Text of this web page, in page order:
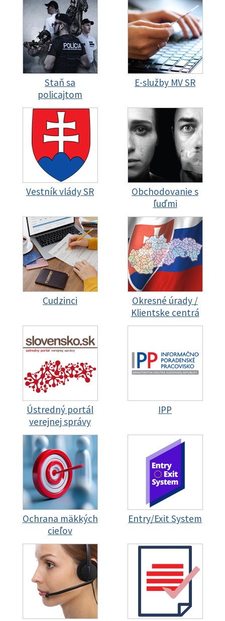
Staň sa
policajtom
E-služby MV SR
Vestník vlády SR
Obchodovanie s
ľuďmi
Cudzinci
Okresné úrady /
Klientske centrá
Ústredný portál
verejnej správy
IPP
Ochrana mäkkých
cieľov
Entry/Exit System